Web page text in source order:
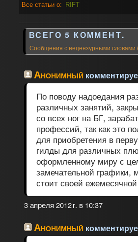
Все статьи о: RIFT
ВСЕГО 5 КОММЕНТ.
Сообщения с нецензурными словами
Анонимный
По поводу надоедания
различных занятий,
со всех ног на БГ,
профессий, так как это
для приобретения в
гилды для различных
оформленному миру с
замечательной графики,
стоит своей
3 апреля 2012 г. в 10:37
Анонимный